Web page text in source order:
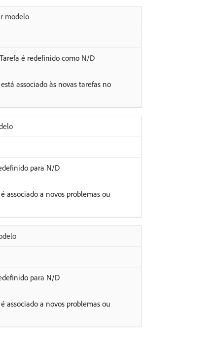
modelo
é redefinido como N/D
associado às novas tarefas no
para N/D
associado a novos problemas ou
para N/D
associado a novos problemas ou